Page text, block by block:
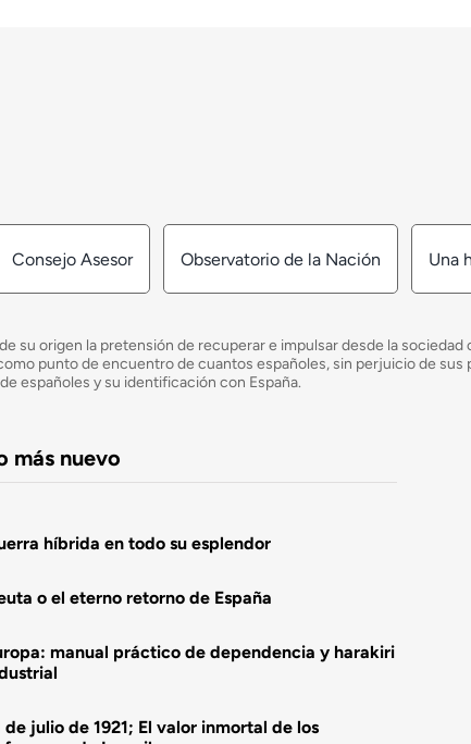
Consejo Asesor Observatorio de la Nación Una
su origen la pretensión de recuperar e impulsar desde la
punto de encuentro de cuantos españoles, sin perjuicio de
españoles y su identificación con España.
más nuevo
híbrida en todo su esplendor
o el eterno retorno de España
manual práctico de dependencia y harakiri
de julio de 1921; El valor inmortal de los